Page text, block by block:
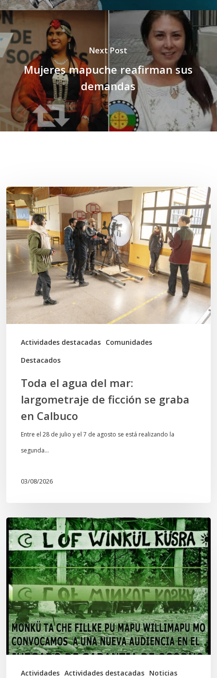
Next Post
Mujeres mapuche reafirman sus
demandas
Actividades destacadas Comunidades
Destacados
Toda
el
agua
del
mar:
largometraje
de
ficción
se
graba
Toda el agua del mar:
largometraje de ficción se graba
en Calbuco
Entre el 28 de julio y el 7 de agosto se está realizando la
segunda…
03/08/2026
Actividades Actividades destacadas Noticias
Lof
Winkül
Küsra
convoca
a
apoyar
audiencia
en
Juzgado